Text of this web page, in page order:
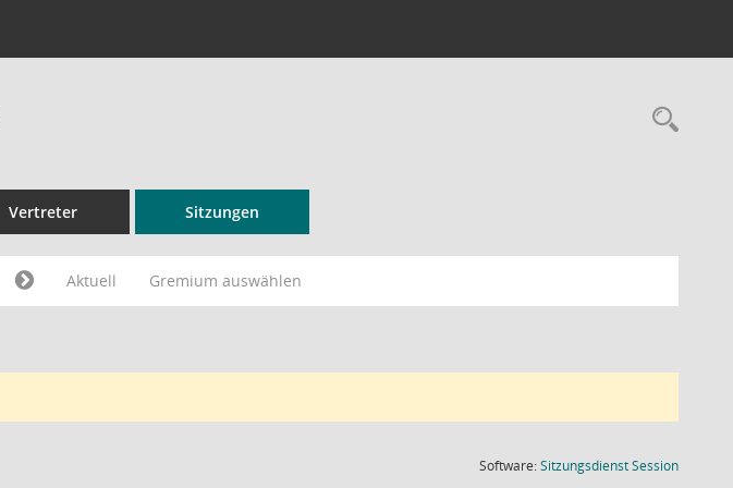
Vertreter Sitzungen
Aktuell Gremium auswählen
Software:SitzungsdienstSession(Wird in